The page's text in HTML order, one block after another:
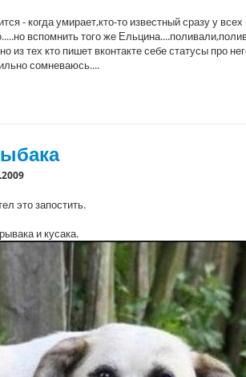
- когда умирает,кто-то известный сразу у
вспомнить того же
из тех кто пишет вконтакте себе статусы про
сомневаюсь....
это запостить.
и кусака.